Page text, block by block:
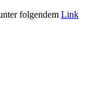
folgendem Link